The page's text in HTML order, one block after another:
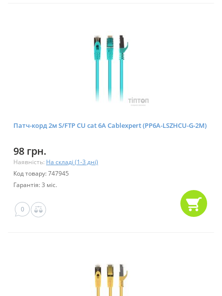
Патч-корд 2м S/FTP CU cat 6A Cablexpert (PP6A-LSZHCU-G-2M)
98 грн.
Наявність: На складі (1-3 дні)
Код товару: 747945
Гарантія: 3 міс.
0